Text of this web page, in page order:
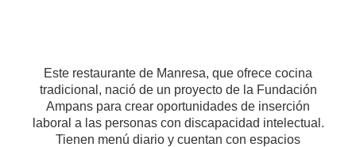
Este restaurante de Manresa, que ofrece cocina
tradicional, nació de un proyecto de la Fundación
Ampans para crear oportunidades de inserción
laboral a las personas con discapacidad intelectual.
Tienen menú diario y cuentan con espacios